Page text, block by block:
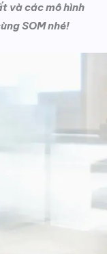
và các mô hình
SOM nhé!